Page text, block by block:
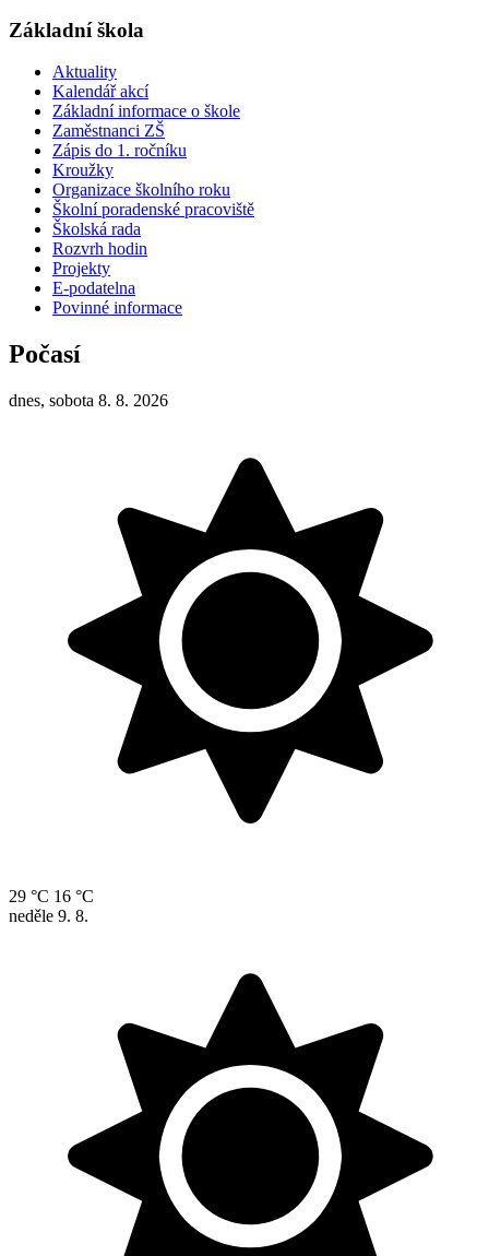
Základní škola
Aktuality
Kalendář akcí
Základní informace o škole
Zaměstnanci ZŠ
Zápis do 1. ročníku
Kroužky
Organizace školního roku
Školní poradenské pracoviště
Školská rada
Rozvrh hodin
Projekty
E-podatelna
Povinné informace
Počasí
dnes, sobota 8. 8. 2026
29 °C 16 °C
neděle 9. 8.